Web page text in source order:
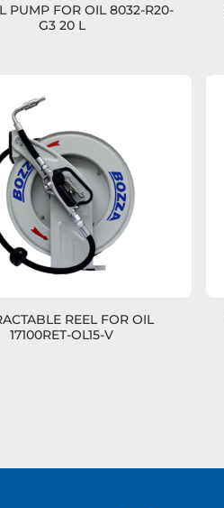
PUMP FOR OIL 8032-R20-
G3 20 L
REEL FOR OIL
17100RET-OL15-V